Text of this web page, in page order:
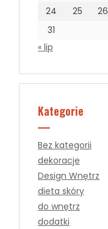
24
25 26
31
« lip
Kategorie
Bez kategorii
dekoracje
Design Wnętrz
dieta skóry
do wnętrz
dodatki